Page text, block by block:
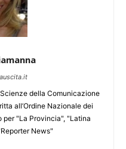
della Comunicazione
all’Ordine Nazionale dei
"La Provincia", "Latina
News"